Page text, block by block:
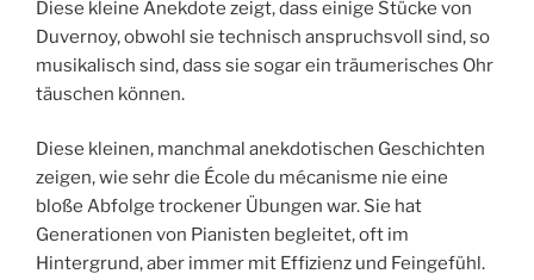
Diese kleine Anekdote zeigt, dass einige Stücke von
Duvernoy, obwohl sie technisch anspruchsvoll sind, so
musikalisch sind, dass sie sogar ein träumerisches Ohr
täuschen können.
Diese kleinen, manchmal anekdotischen Geschichten
zeigen, wie sehr die École du mécanisme nie eine
bloße Abfolge trockener Übungen war. Sie hat
Generationen von Pianisten begleitet, oft im
Hintergrund, aber immer mit Effizienz und Feingefühl.